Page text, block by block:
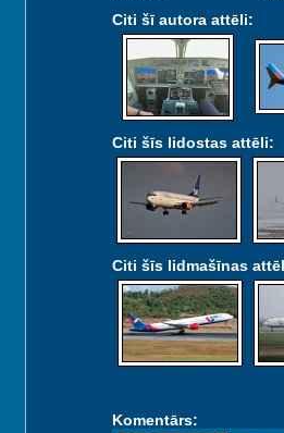
Citi šī autora attēli:
Citi šīs lidostas attēli:
Citi šīs lidmašīnas
Komentārs: